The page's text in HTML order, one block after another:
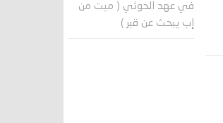
في عهد الحوثي ( ميت من
إب يبحث عن قبر )